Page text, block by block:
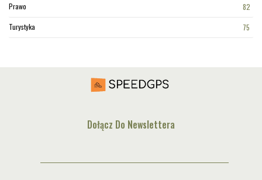
Prawo
82
Turystyka
75
Dołącz Do Newslettera